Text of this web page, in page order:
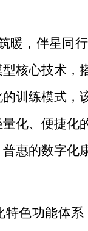
暖，伴星同
核心技术，
训练模式，
化、便捷化
惠的数字化
特色功能体